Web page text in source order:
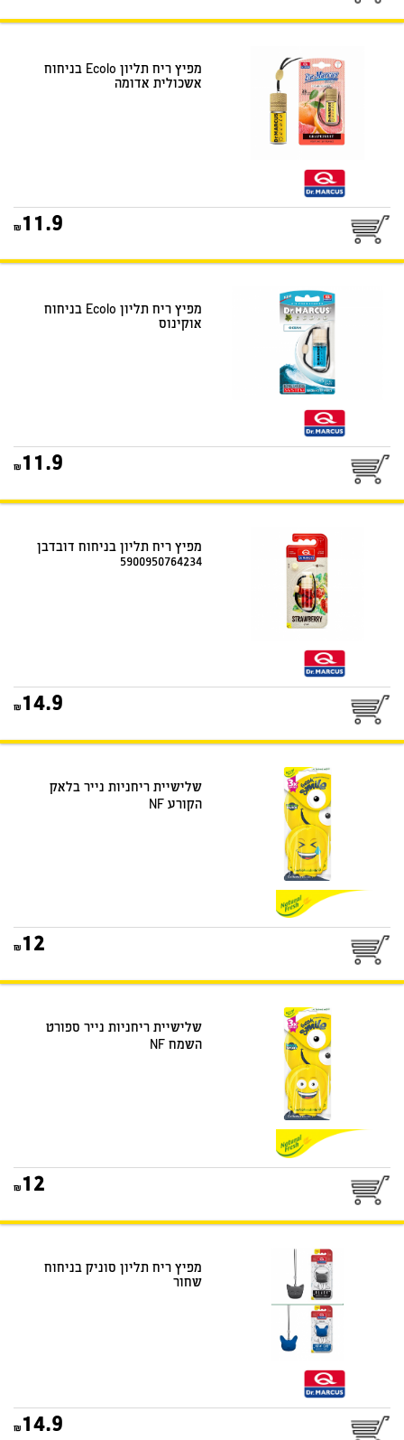
מפיץ ריח תליון Ecolo בניחוח
אשכולית אדומה
11.9
מפיץ ריח תליון Ecolo בניחוח
אוקינוס
11.9
מפיץ ריח תליון בניחוח דובדבן
5900950764234
14.9
שלישיית ריחניות נייר בלאק
הקורע NF
25
12
שלישיית ריחניות נייר ספורט
השמח NF
25
12
מפיץ ריח תליון סוניק בניחוח
שחור
25
14.9